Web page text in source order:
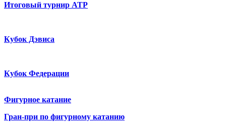
Итоговый турнир ATP
Кубок Дэвиса
Кубок Федерации
Фигурное катание
Гран-при по фигурному катанию